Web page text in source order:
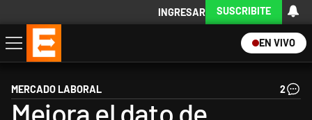
INGRESAR SUSCRIBITE
EN VIVO
Economía
Política
Internacional
Actualidad
Descargá la App
MERCADO LABORAL 2
Mejora el dato de